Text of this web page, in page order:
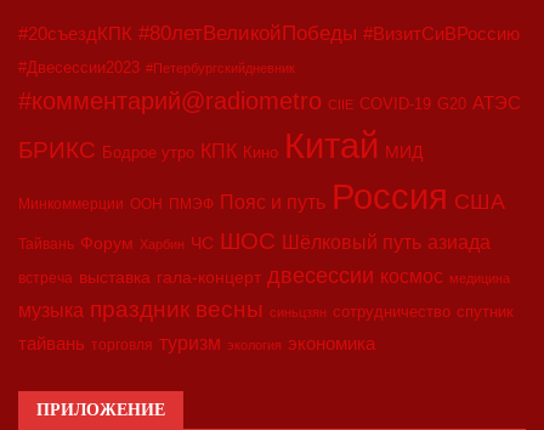
#20съездКПК #80летВеликойПобеды #ВизитСиВРоссию
#Двесессии2023 #Петербургскийдневник
#комментарий@radiometro CIIE COVID-19 G20 АТЭС
БРИКС Бодрое утро КПК Кино Китай МИД
Минкоммерции ООН ПМЭФ Пояс и путь Россия США
Тайвань Форум Харбин ЧС ШОС Шёлковый путь азиада
встреча выставка гала-концерт двесессии космос медицина
музыка праздник весны синьцзян сотрудничество спутник
тайвань торговля туризм экология экономика
ПРИЛОЖЕНИЕ